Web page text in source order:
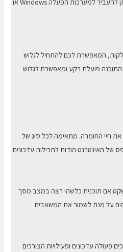
המאפשרת לכם להתחיל לגלוש
פועלת רקע ומאפשרת לגלוש
את חיי החומרה. מתאימה לכל סוג של
האינטרנט הודות לחבילות עדכונים
אם תוכנית כלשהי רצה במצב מסך
על מנת לשמור את המשאבים
פעולה עדכונים ופעילויות הצורכים